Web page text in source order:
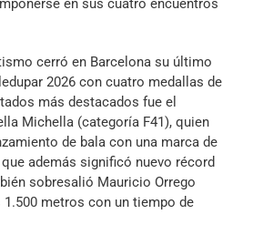
en sus cuatro encuentros
cerró en Barcelona su último
2026 con cuatro medallas de
más destacados fue el
Michella (categoría F41), quien
de bala con una marca de
además significó nuevo récord
sobresalió Mauricio Orrego
1.500 metros con un tiempo de